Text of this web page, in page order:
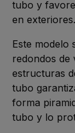
tubo y
en exteriores.
Este modelo
redondos de
estructuras
tubo
forma
tubo y lo